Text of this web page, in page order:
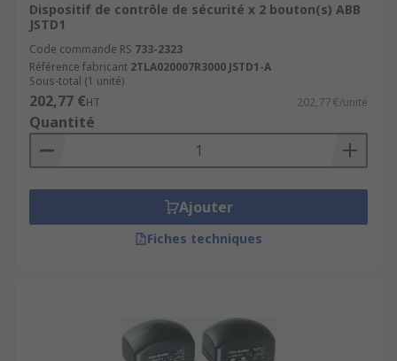
Dispositif de contrôle de sécurité x 2 bouton(s) ABB
JSTD1
Code commande RS 733-2323
Référence fabricant 2TLA020007R3000 JSTD1-A
Sous-total (1 unité)
202,77 €HT 202,77 €/unité
Quantité
Ajouter
Fiches techniques